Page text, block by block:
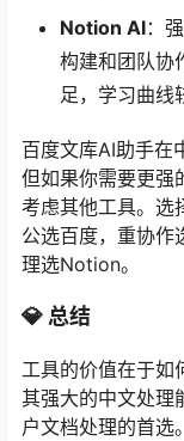
Notion AI：
构建和团队协
足，学习曲线
百度文库AI助手在
但如果你需要更强
考虑其他工具。选
公选百度，重协作
理选Notion。
💎 总结
工具的价值在于如
其强大的中文处理
户文档处理的首选。